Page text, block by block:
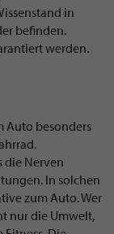
in
befinden.
werden.
Auto besonders
die Nerven
In solchen
zum Auto. Wer
nur die Umwelt,